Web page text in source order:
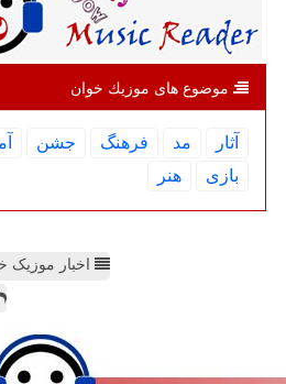
موضوع های موزیك خوان
آثار مد فرهنگ جشن
بازی
هنر
اخبار موزیک